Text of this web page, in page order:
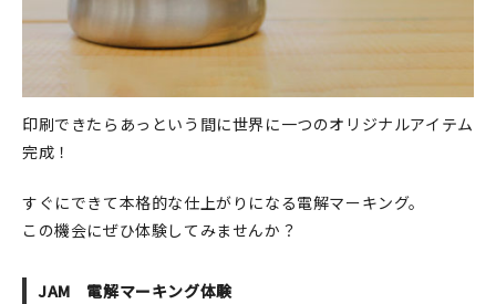
印刷できたらあっという間に世界に一つのオリジナルアイテム
完成！
すぐにできて本格的な仕上がりになる電解マーキング。
この機会にぜひ体験してみませんか？
JAM 電解マーキング体験